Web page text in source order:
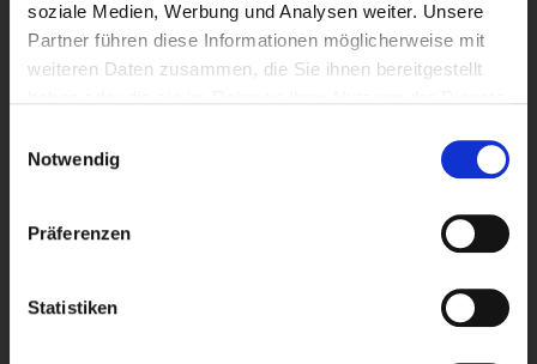
soziale Medien, Werbung und Analysen weiter. Unsere
Partner führen diese Informationen möglicherweise mit
weiteren Daten zusammen, die Sie ihnen bereitgestellt
Notwendig
Präferenzen
Statistiken
Versandinformationen
Unsere Filialen
Impressum
Widerrufsbelehrung
MwSt. frei Kaufen
FAQ Sandstrahlen